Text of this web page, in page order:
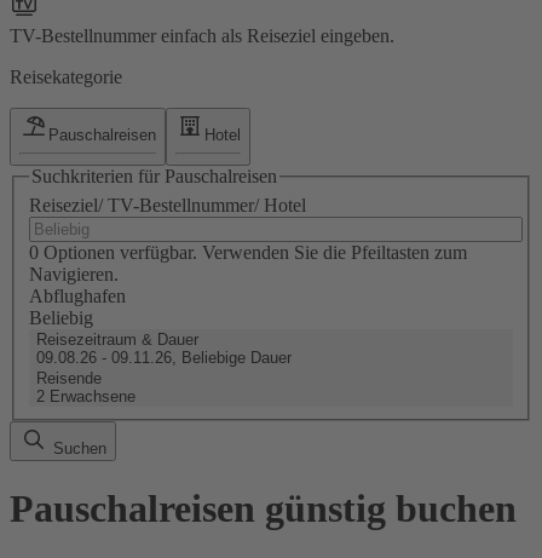
TV-Bestellnummer einfach als Reiseziel eingeben.
Reisekategorie
Pauschalreisen Hotel
Suchkriterien für Pauschalreisen
Reiseziel/ TV-Bestellnummer/ Hotel
0 Optionen verfügbar. Verwenden Sie die Pfeiltasten zum
Navigieren.
Abflughafen
Beliebig
Reisezeitraum & Dauer
09.08.26 - 09.11.26, Beliebige Dauer
Reisende
2 Erwachsene
Suchen
Pauschalreisen günstig buchen